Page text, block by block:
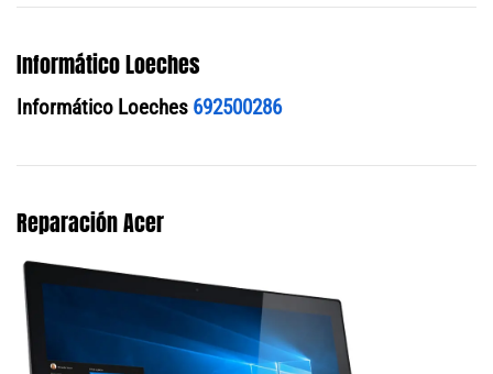
Informático Loeches
Informático Loeches 692500286
Reparación Acer